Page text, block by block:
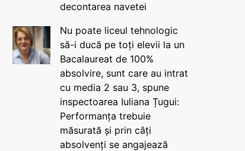
decontarea navetei
Nu poate liceul tehnologic
să-i ducă pe toți elevii la un
Bacalaureat de 100%
absolvire, sunt care au intrat
cu media 2 sau 3, spune
inspectoarea Iuliana Țugui:
Performanța trebuie
măsurată și prin câți
absolvenți se angajează